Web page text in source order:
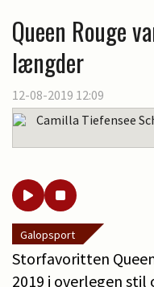
Queen Rouge
længder
12-08-2019 12:09
Camilla Tiefensee
Galopsport
Storfavoritten
2019 i overlegen stil